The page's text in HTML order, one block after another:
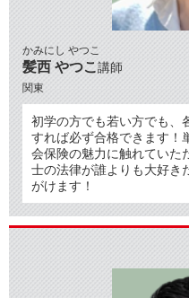
かみにし やつこ
髪西 やつこ 講師
関東
初学の方でも若い方でも、
すれば必ず合格できます！
会保険の魅力に触れていた
士の法律が誰よりも大好き
がけます！